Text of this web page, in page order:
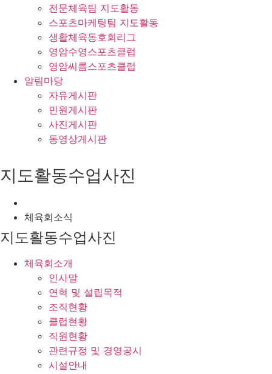
전문체육팀 지도활동
스포츠마케팅팀 지도활동
생활체육동호회리그
영암수영스포츠클럽
영암씨름스포츠클럽
알림마당
자유게시판
민원게시판
사진게시판
동영상게시판
지도활동수업사진
체육회소식
지도활동수업사진
체육회소개
인사말
연혁 및 설립목적
조직현황
클럽현황
직원현황
관련규정 및 경영공시
시설안내